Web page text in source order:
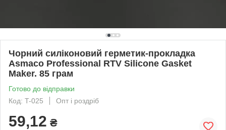
Чорний силіконовий герметик-прокладка
Asmaco Professional RTV Silicone Gasket
Maker. 85 грам
Готово до відправки
Код: T-025
Опт і роздріб
59,12 ₴